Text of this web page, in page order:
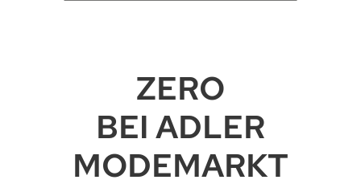
ZERO
BEI ADLER
MODEMARKT